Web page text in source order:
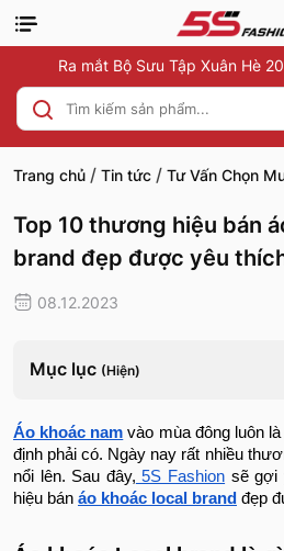
Ra mắt Bộ Sưu Tập Xuân Hè
Trang chủ / Tin tức / Tư Vấn Chọn
Top 10 thương hiệu bán
brand đẹp được yêu
08.12.2023
Mục lục (Hiện)
Áo khoác nam vào mùa đông luôn
định phải có. Ngày nay rất nhiều
nổi lên. Sau đây, 5S Fashion sẽ gợi
hiệu bán áo khoác local brand đẹp